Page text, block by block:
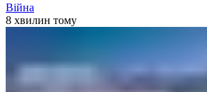
Війна
8 хвилин тому